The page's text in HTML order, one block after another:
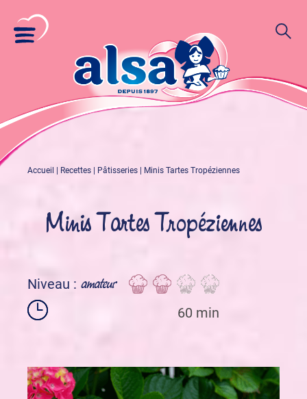
Accueil Recettes Pâtisseries Minis Tartes Tropéziennes
Minis Tartes Tropéziennes
Niveau : amateur
60 min